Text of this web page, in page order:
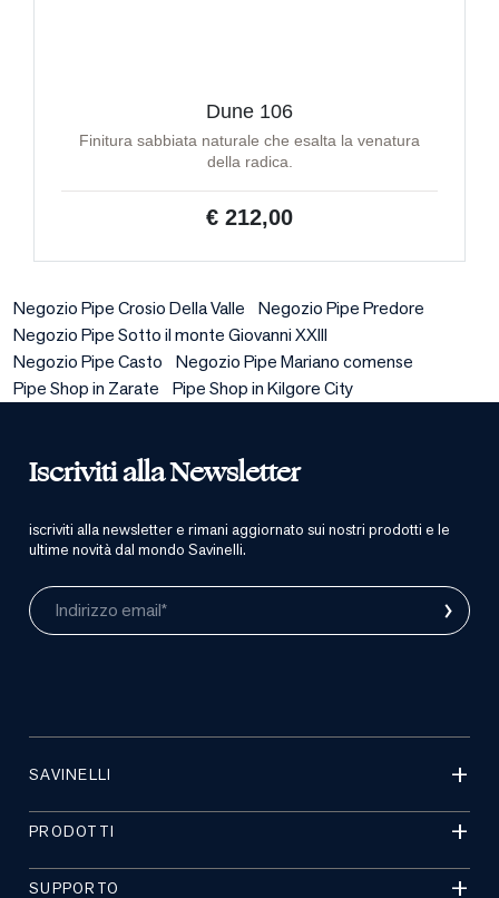
Dune 106
Finitura sabbiata naturale che esalta la venatura
della radica.
€ 212,00
Negozio Pipe Crosio Della Valle
Negozio Pipe Predore
Negozio Pipe Sotto il monte Giovanni XXIII
Negozio Pipe Casto
Negozio Pipe Mariano comense
Pipe Shop in Zarate
Pipe Shop in Kilgore City
Iscriviti alla Newsletter
iscriviti alla newsletter e rimani aggiornato sui nostri prodotti e le
ultime novità dal mondo Savinelli.
Indirizzo email* ›
SAVINELLI
PRODOTTI
SUPPORTO